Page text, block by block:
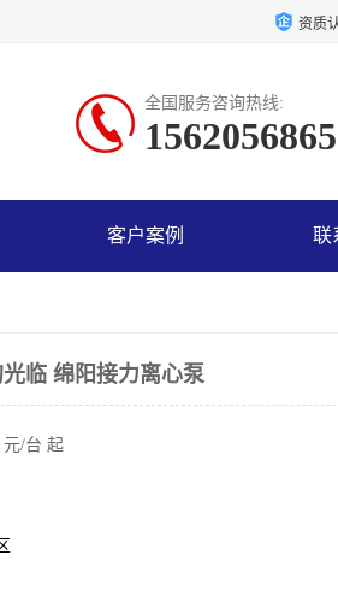
资质
全国服务咨询热线:
客户案例 联
临 绵阳接力离心泵
元/台 起